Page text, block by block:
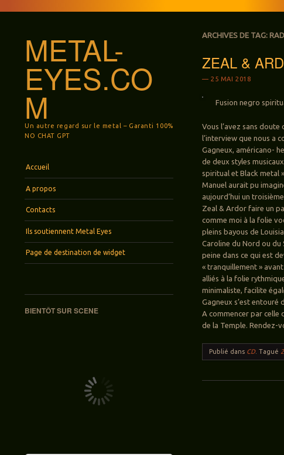
METAL-
EYES.CO
M
Un autre regard sur le metal – Garanti 100%
NO CHAT GPT
Aller au contenu principal
Accueil
A propos
Contacts
Ils soutiennent Metal Eyes
Page de destination de widget
BIENTÔT SUR SCENE
ARCHIVES DE TAG:
ZEAL &
25 MAI 2018
Fusion negro
Vous l’avez sans doute
l’interview que nous a
Gagneux, américano-
de deux styles musicaux
spiritual et Black metal
Manuel aurait pu
aujourd’hui un
Zeal & Ardor faire un
comme moi à la folie
pleins bayous de
Caroline du Nord ou du
peine dans ce qui est
« tranquillement »
alliés à la folie
minimaliste, facilite
Gagneux s’est entouré
A commencer par celle
de la Temple. Rendez-
Publié dans CD.Tagué